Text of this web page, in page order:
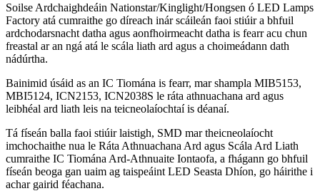
Soilse Ardchaighdeáin Nationstar/Kinglight/Hongsen ó LED Lamps
Factory atá cumraithe go díreach inár scáileán faoi stiúir a bhfuil
ardchodarsnacht datha agus aonfhoirmeacht datha is fearr acu chun
freastal ar an ngá atá le scála liath ard agus a choimeádann dath
nádúrtha.
Bainimid úsáid as an IC Tiomána is fearr, mar shampla MIB5153,
MBI5124, ICN2153, ICN2038S le ráta athnuachana ard agus
leibhéal ard liath leis na teicneolaíochtaí is déanaí.
Tá físeán balla faoi stiúir laistigh, SMD mar theicneolaíocht
imchochaithe nua le Ráta Athnuachana Ard agus Scála Ard Liath
cumraithe IC Tiomána Ard-Athnuaite Iontaofa, a fhágann go bhfuil
físeán beoga gan uaim ag taispeáint LED Seasta Dhíon, go háirithe i
achar gairid féachana.